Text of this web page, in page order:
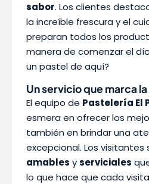
sabor. Los clientes
la increíble frescura y el
preparan todos los
manera de comenzar el
un pastel de aquí?
Un servicio que marca
El equipo de Pastelería El
esmera en ofrecer los
también en brindar una
excepcional. Los visitantes
amables yserviciales
lo que hace que cada